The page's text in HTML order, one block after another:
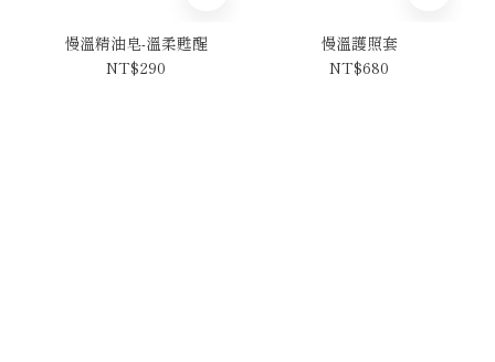
慢溫精油皂-溫柔甦醒
NT$290
慢溫護照套
NT$680